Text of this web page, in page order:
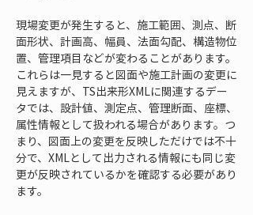
現場変更が発生すると、施工範囲、測点、断
面形状、計画高、幅員、法面勾配、構造物位
置、管理項目などが変わることがあります。
これらは一見すると図面や施工計画の変更に
見えますが、TS出来形XMLに関連するデー
タでは、設計値、測定点、管理断面、座標、
属性情報として扱われる場合があります。つ
まり、図面上の変更を反映しただけでは不十
分で、XMLとして出力される情報にも同じ変
更が反映されているかを確認する必要があり
ます。